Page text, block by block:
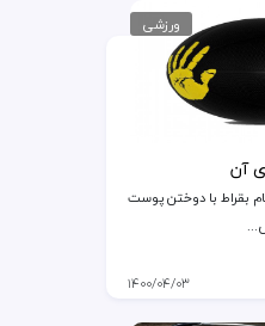
ورزشی
آن
بقراط با دوختن پوست
۱۴۰۰/۰۴/۰۳